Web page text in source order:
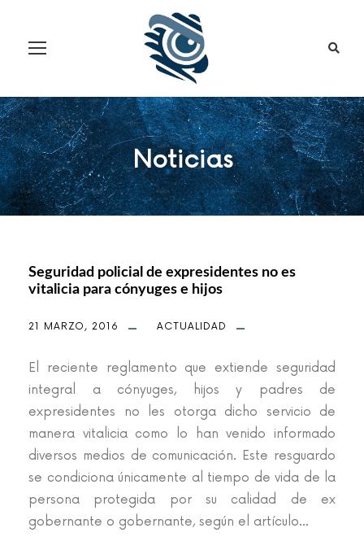
Noticias
Seguridad policial de expresidentes no es
vitalicia para cónyuges e hijos
21 MARZO, 2016 ACTUALIDAD
El reciente reglamento que extiende seguridad
integral a cónyuges, hijos y padres de
expresidentes no les otorga dicho servicio de
manera vitalicia como lo han venido informado
diversos medios de comunicación. Este resguardo
se condiciona únicamente al tiempo de vida de la
persona protegida por su calidad de ex
gobernante o gobernante, según el artículo...